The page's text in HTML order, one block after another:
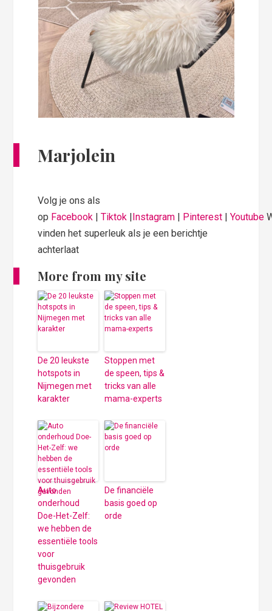
Marjolein
Volg je ons als
op Facebook |Tiktok Instagram Pinterest |Youtube
vinden het superleuk als je een berichtje
achterlaat
More from my site
De 20 leukste
hotspots in
Nijmegen met
karakter
Stoppen met
de speen, tips &
tricks van alle
mama-experts
Auto
onderhoud
Doe-Het-Zelf:
we hebben de
essentiële tools
voor
thuisgebruik
gevonden
De financiële
basis goed op
orde